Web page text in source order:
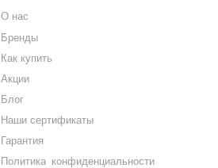
О нас
Бренды
Как купить
Акции
Блог
Наши сертификаты
Гарантия
Политика конфиденциальности